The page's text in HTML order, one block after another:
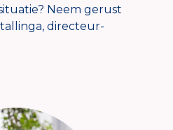
Neem gerust
directeur-